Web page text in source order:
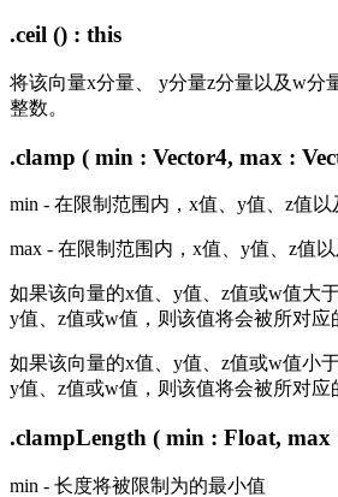
.ceil () : this
将该向量x分量、 y分量z分量以及w分
整数。
.clamp ( min : Vector4, max :
min - 在限制范围内，x值、y值、z值
max - 在限制范围内，x值、y值、z值
如果该向量的x值、y值、z值或w值大
y值、z值或w值，则该值将会被所对应
如果该向量的x值、y值、z值或w值小
y值、z值或w值，则该值将会被所对应
.clampLength ( min : Float, max
min - 长度将被限制为的最小值